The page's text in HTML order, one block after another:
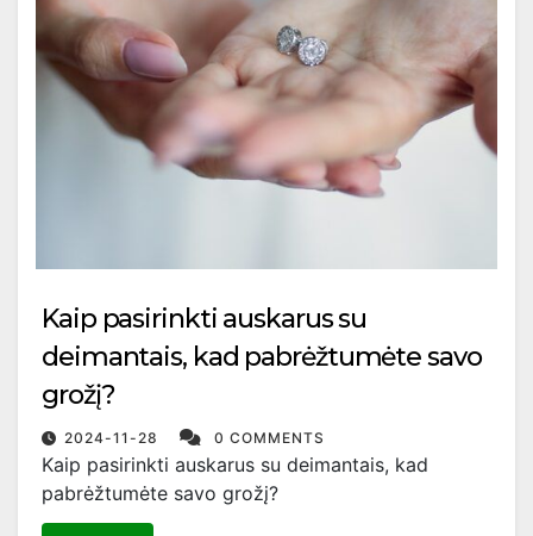
Kaip pasirinkti auskarus su
deimantais, kad pabrėžtumėte savo
grožį?
2024-11-28 0 COMMENTS
Kaip pasirinkti auskarus su deimantais, kad
pabrėžtumėte savo grožį?